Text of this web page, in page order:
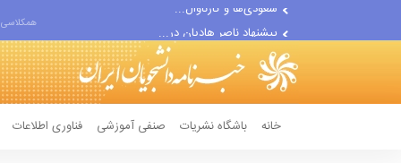
پیشنهاد ناصر هادیان در...
معامله با گرگِ آمریکایی،...
خانه باشگاه نشریات صنفی آموزشی فناوری اطلاعات